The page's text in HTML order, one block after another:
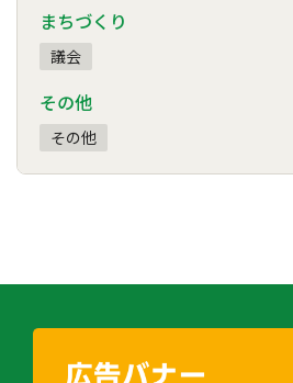
まちづくり
議会
その他
その他